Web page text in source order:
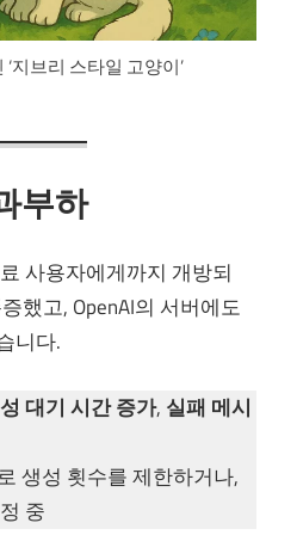
지브리 스타일 고양이’
부하
사용자에게까지 개방되
했고, OpenAI의 서버에도
니다.
대기 시간 증가, 실패 메시
생성 횟수를 제한하거나,
중